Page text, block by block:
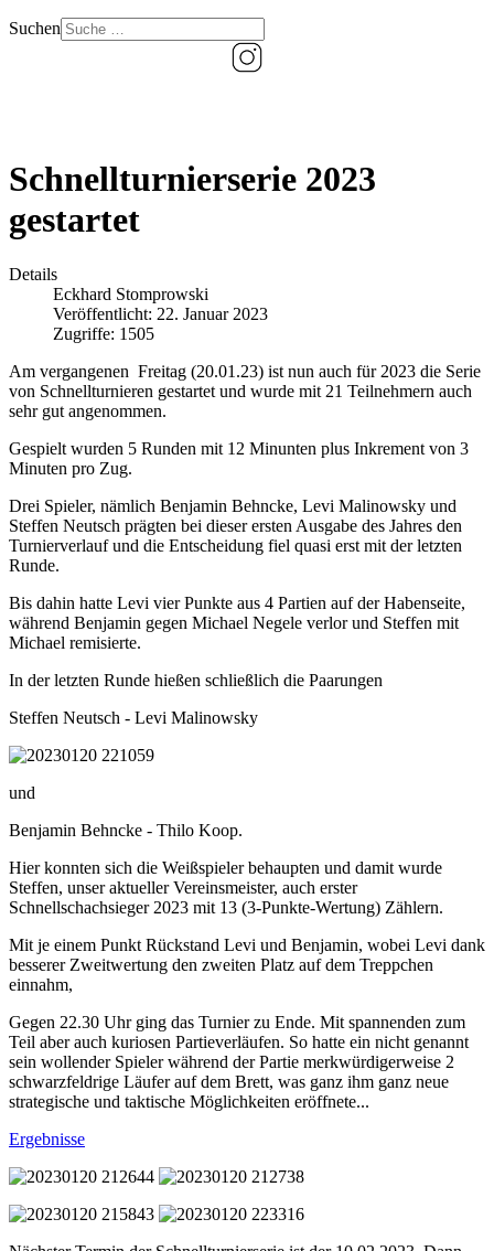
Suchen
Schnellturnierserie 2023
gestartet
Details
Eckhard Stomprowski
Veröffentlicht: 22. Januar 2023
Zugriffe: 1505
Am vergangenen Freitag (20.01.23) ist nun auch für 2023 die Serie
von Schnellturnieren gestartet und wurde mit 21 Teilnehmern auch
sehr gut angenommen.
Gespielt wurden 5 Runden mit 12 Minunten plus Inkrement von 3
Minuten pro Zug.
Drei Spieler, nämlich Benjamin Behncke, Levi Malinowsky und
Steffen Neutsch prägten bei dieser ersten Ausgabe des Jahres den
Turnierverlauf und die Entscheidung fiel quasi erst mit der letzten
Runde.
Bis dahin hatte Levi vier Punkte aus 4 Partien auf der Habenseite,
während Benjamin gegen Michael Negele verlor und Steffen mit
Michael remisierte.
In der letzten Runde hießen schließlich die Paarungen
Steffen Neutsch - Levi Malinowsky
und
Benjamin Behncke - Thilo Koop.
Hier konnten sich die Weißspieler behaupten und damit wurde
Steffen, unser aktueller Vereinsmeister, auch erster
Schnellschachsieger 2023 mit 13 (3-Punkte-Wertung) Zählern.
Mit je einem Punkt Rückstand Levi und Benjamin, wobei Levi dank
besserer Zweitwertung den zweiten Platz auf dem Treppchen
einnahm,
Gegen 22.30 Uhr ging das Turnier zu Ende. Mit spannenden zum
Teil aber auch kuriosen Partieverläufen. So hatte ein nicht genannt
sein wollender Spieler während der Partie merkwürdigerweise 2
schwarzfeldrige Läufer auf dem Brett, was ganz ihm ganz neue
strategische und taktische Möglichkeiten eröffnete...
Ergebnisse